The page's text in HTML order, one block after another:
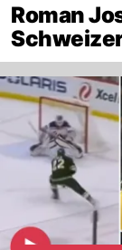
Roman